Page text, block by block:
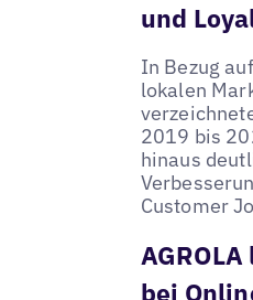
und
In Bezug
lokalen
2019 bis
hinaus
Customer
bei